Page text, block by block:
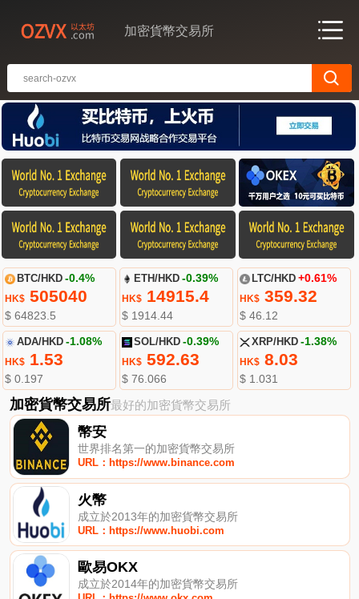
加密貨幣交易所
BTC/HKD -0.4%
HK$505040
$ 64823.5
ETH/HKD -0.39%
HK$ 14915.4
$ 1914.44
LTC/HKD +0.61%
HK$359.32
$ 46.12
ADA/HKD -1.08%
HK$1.53
$ 0.197
SOL/HKD -0.39%
HK$ 592.63
$ 76.066
XRP/HKD -1.38%
HK$8.03
$ 1.031
加密貨幣交易所最好的加密貨幣交易所
幣安
世界排名第一的加密貨幣交易所
URL：https://www.binance.com
火幣
成立於2013年的加密貨幣交易所
URL：https://www.huobi.com
歐易OKX
成立於2014年的加密貨幣交易所